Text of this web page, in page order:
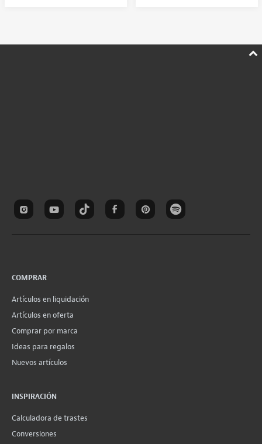
COMPRAR
Artículos en liquidación
Artículos en oferta
Comprar por marca
Ideas para regalos
Nuevos artículos
INSPIRACIÓN
Calculadora de trastes
Conversiones